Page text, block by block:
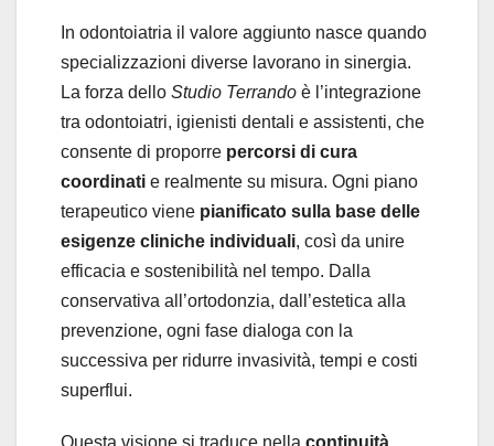
In odontoiatria il valore aggiunto nasce quando
specializzazioni diverse lavorano in sinergia.
La forza dello Studio Terrando è l’integrazione
tra odontoiatri, igienisti dentali e assistenti, che
consente di proporre percorsi di cura
coordinati e realmente su misura. Ogni piano
terapeutico viene pianificato sulla base delle
esigenze cliniche individuali, così da unire
efficacia e sostenibilità nel tempo. Dalla
conservativa all’ortodonzia, dall’estetica alla
prevenzione, ogni fase dialoga con la
successiva per ridurre invasività, tempi e costi
superflui.
Questa visione si traduce nella continuità